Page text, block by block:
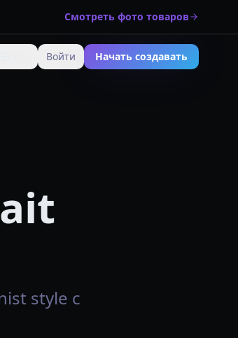
Смотреть фото товаров
Изменить язык
Войти Начать создавать
style с